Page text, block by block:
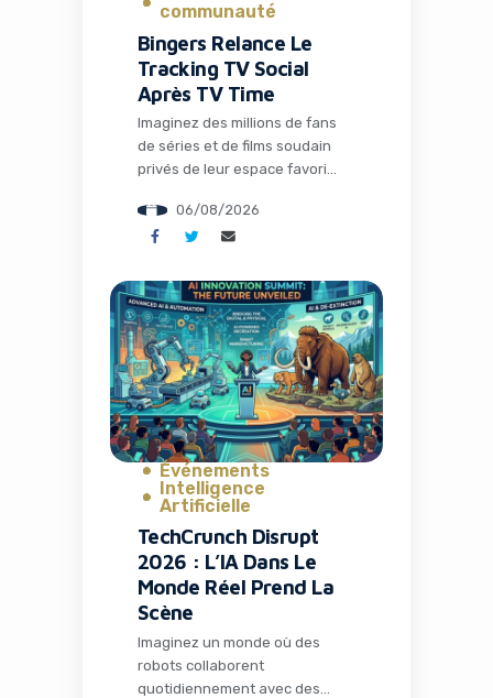
communauté
Bingers Relance Le
Tracking TV Social
Après TV Time
Imaginez des millions de fans
de séries et de films soudain
privés de leur espace favori
partager memes et suivre leurs
visionnages en communauté.
passé avec la fermeture de TV
Time, une application culte qui
avait conquis plus de 26
millions d’installations. Mais
l’histoire ne s’arrête pas […]
06/08/2026
Événements
Intelligence
Artificielle
TechCrunch Disrupt
2026 : L’IA Dans Le
Monde Réel Prend La
Scène
Imaginez un monde où des
robots collaborent
quotidiennement avec des